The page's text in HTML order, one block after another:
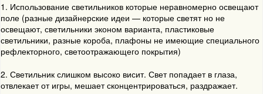
1. Использование светильников которые неравномерно освещают
поле (разные дизайнерские идеи — которые светят но не
освещают, светильники эконом варианта, пластиковые
светильники, разные короба, плафоны не имеющие специального
рефлекторного, светоотражающего покрытия)
2. Светильник слишком высоко висит. Свет попадает в глаза,
отвлекает от игры, мешает сконцентрироваться, раздражает.